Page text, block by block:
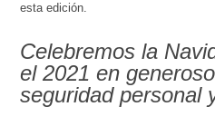
esta edición.
Celebremos la
el 2021 en
seguridad personal